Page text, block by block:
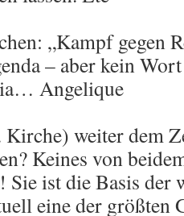
„Kampf gegen
– aber kein
Angelique
weiter dem
Keines von
Sie ist die Basis der
eine der größten